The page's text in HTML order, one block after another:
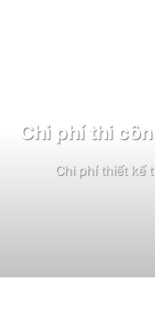
Chi phí thi
Chi phí thiết kế